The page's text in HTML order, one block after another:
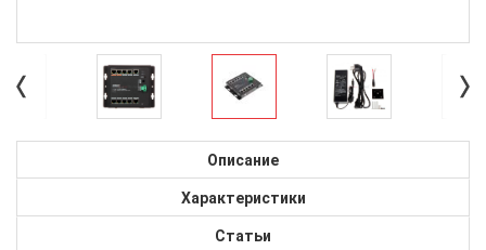
Описание
Характеристики
Статьи